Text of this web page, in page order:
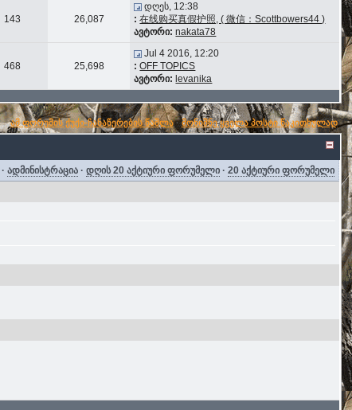
143 26,087
დღეს, 12:38
: 在线购买真假护照, ( 微信：Scottbowers44 )
ავტორი: nakata78
468 25,698
Jul 4 2016, 12:20
: OFF TOPICS
ავტორი: levanika
ამ ფორუმის ქუქი-ჩანაწერების წაშლა·მონიშნე ყველა პოსტი წაკითხულად
·ადმინისტრაცია ·დღის 20 აქტიური ფორუმელი ·20 აქტიური ფორუმელი